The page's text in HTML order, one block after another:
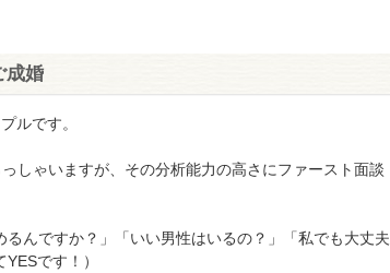
成婚
ルです。
しゃいますが、その分析能力の高さにファースト面談
んですか？」「いい男性はいるの？」「私でも大丈夫
です！）